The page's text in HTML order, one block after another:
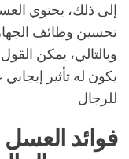
إلى ذلك، يحتوي
تحسين وظائف
وبالتالي، يمكن
يكون له تأثير
للرجال.
فوائد